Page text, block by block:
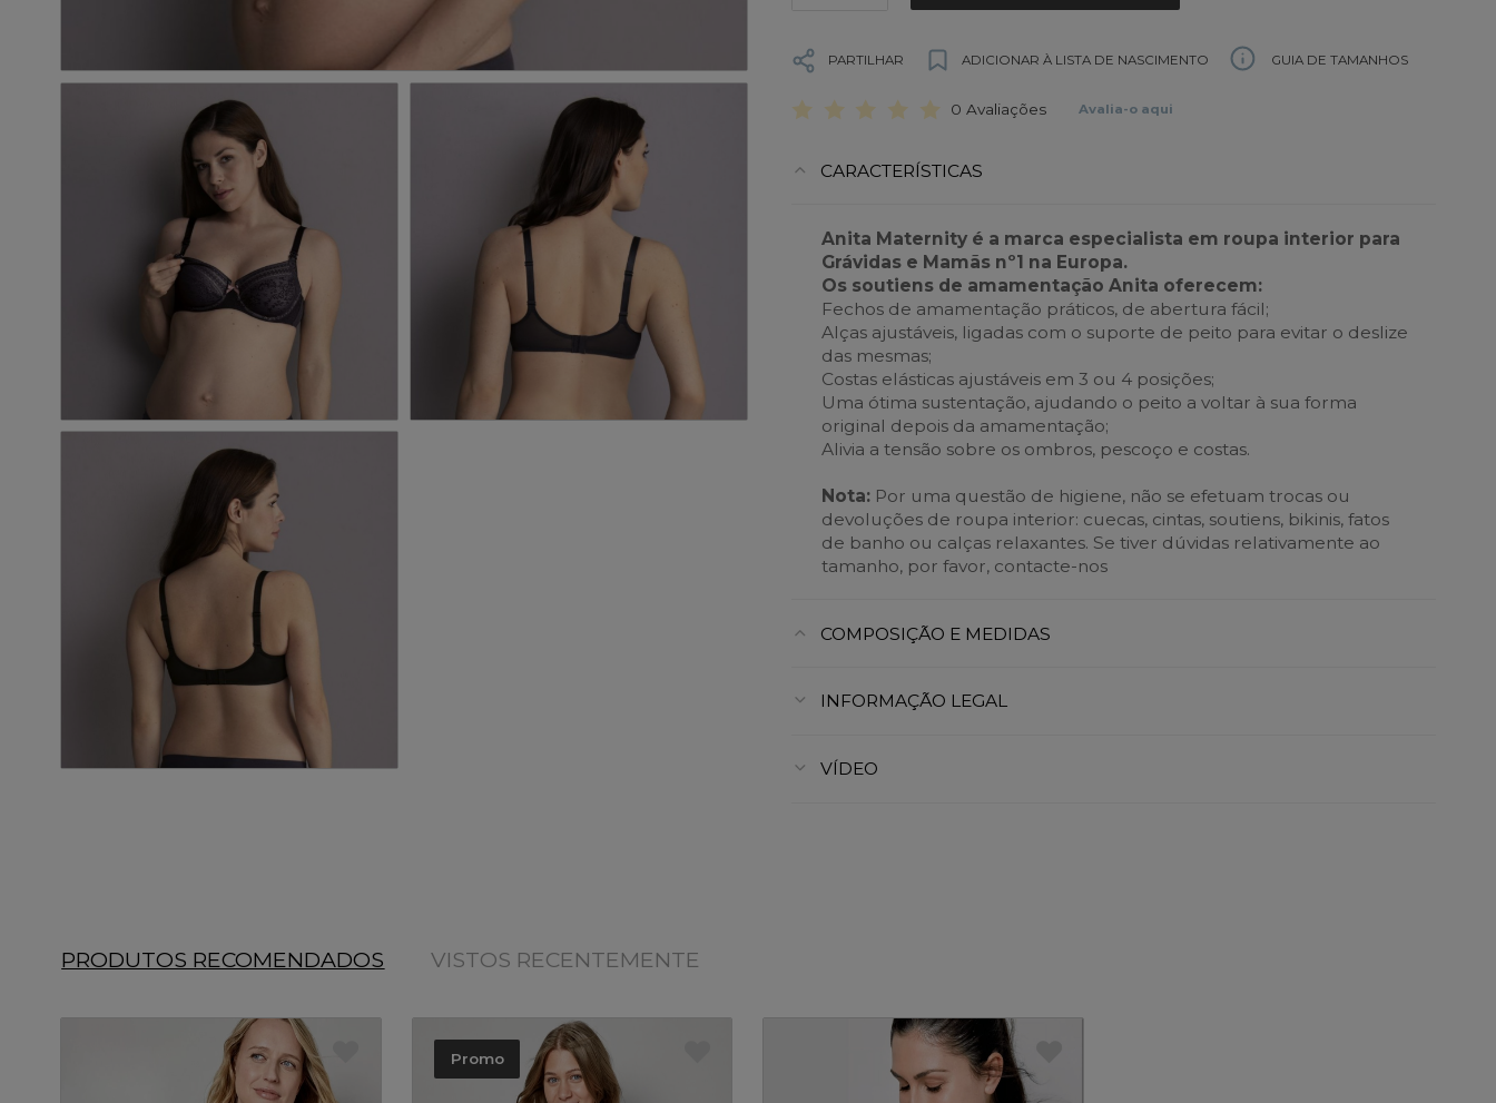
PARTILHAR ADICIONAR À LISTA DE NASCIMENTO GUIA DE TAMANHOS
0 Avaliações Avalia-o aqui
CARACTERÍSTICAS
Anita Maternity é a marca especialista em roupa interior para
Grávidas e Mamãs nº1 na Europa.
Os soutiens de amamentação Anita oferecem:
Fechos de amamentação práticos, de abertura fácil;
Alças ajustáveis, ligadas com o suporte de peito para evitar o deslize
das mesmas;
Costas elásticas ajustáveis em 3 ou 4 posições;
Uma ótima sustentação, ajudando o peito a voltar à sua forma
original depois da amamentação;
Alivia a tensão sobre os ombros, pescoço e costas.
Nota: Por uma questão de higiene, não se efetuam trocas ou
devoluções de roupa interior: cuecas, cintas, soutiens, bikinis, fatos
de banho ou calças relaxantes. Se tiver dúvidas relativamente ao
tamanho, por favor, contacte-nos
COMPOSIÇÃO E MEDIDAS
INFORMAÇÃO LEGAL
VÍDEO
PRODUTOS RECOMENDADOS VISTOS RECENTEMENTE
Promo